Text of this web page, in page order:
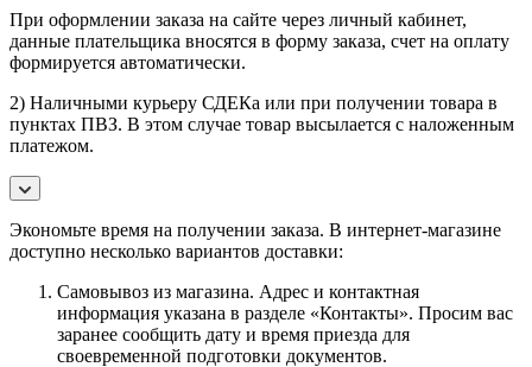
При оформлении заказа на сайте через личный кабинет,
данные плательщика вносятся в форму заказа, счет на оплату
формируется автоматически.
2) Наличными курьеру СДЕКа или при получении товара в
пунктах ПВЗ. В этом случае товар высылается с наложенным
платежом.
Экономьте время на получении заказа. В интернет-магазине
доступно несколько вариантов доставки:
Самовывоз из магазина. Адрес и контактная
информация указана в разделе «Контакты». Просим вас
заранее сообщить дату и время приезда для
своевременной подготовки документов.